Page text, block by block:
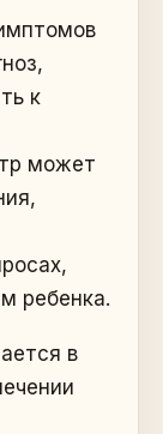
к
может
ребенка.
в